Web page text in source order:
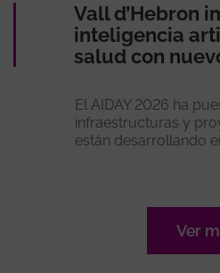
Vall d’Hebron
inteligencia
salud con
El AIDAY 2026 ha
infraestructuras y
están desarrollando
Ver